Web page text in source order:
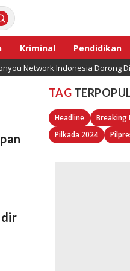
Kriminal Pendidikan
Sport
Indonesia Dorong
TAG
Headline Breaking
Pilkada 2024